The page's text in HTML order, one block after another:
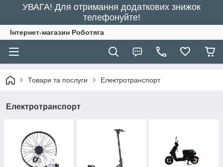
УВАГА! Для отримання додаткових знижок
телефонуйте!
Інтернет-магазин Роботяга
Товари та послуги Електротранспорт
Електротранспорт